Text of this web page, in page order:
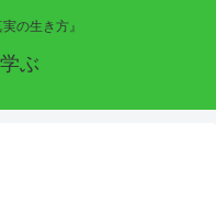
の生き方』
ぶ